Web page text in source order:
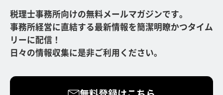
税理士事務所向けの無料メールマガジンです。
事務所経営に直結する最新情報を簡潔明瞭かつタイム
リーに配信！
日々の情報収集に是非ご利用ください。